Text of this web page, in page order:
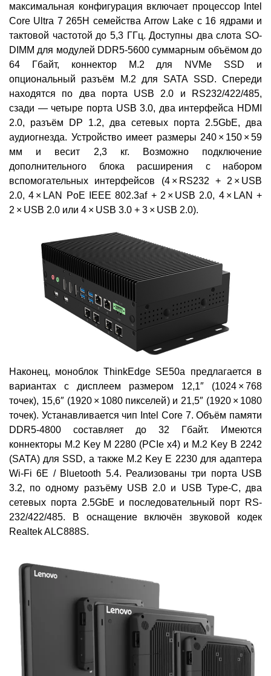
максимальная конфигурация включает процессор Intel
Core Ultra 7 265H семейства Arrow Lake с 16 ядрами и
тактовой частотой до 5,3 ГГц. Доступны два слота SO-
DIMM для модулей DDR5-5600 суммарным объёмом до
64 Гбайт, коннектор M.2 для NVMe SSD и
опциональный разъём M.2 для SATA SSD. Спереди
находятся по два порта USB 2.0 и RS232/422/485,
сзади — четыре порта USB 3.0, два интерфейса HDMI
2.0, разъём DP 1.2, два сетевых порта 2.5GbE, два
аудиогнезда. Устройство имеет размеры 240 × 150 × 59
мм и весит 2,3 кг. Возможно подключение
дополнительного блока расширения с набором
вспомогательных интерфейсов (4 × RS232 + 2 × USB
2.0, 4 × LAN PoE IEEE 802.3af + 2 × USB 2.0, 4 × LAN +
2 × USB 2.0 или 4 × USB 3.0 + 3 × USB 2.0).
Наконец, моноблок ThinkEdge SE50a предлагается в
вариантах с дисплеем размером 12,1″ (1024 × 768
точек), 15,6″ (1920 × 1080 пикселей) и 21,5″ (1920 × 1080
точек). Устанавливается чип Intel Core 7. Объём памяти
DDR5-4800 составляет до 32 Гбайт. Имеются
коннекторы M.2 Key M 2280 (PCIe x4) и M.2 Key B 2242
(SATA) для SSD, а также M.2 Key E 2230 для адаптера
Wi-Fi 6E / Bluetooth 5.4. Реализованы три порта USB
3.2, по одному разъёму USB 2.0 и USB Type-C, два
сетевых порта 2.5GbE и последовательный порт RS-
232/422/485. В оснащение включён звуковой кодек
Realtek ALC888S.